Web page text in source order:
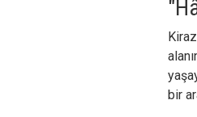
bir